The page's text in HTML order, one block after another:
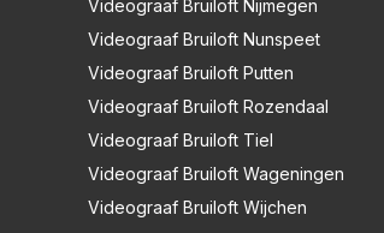
Videograaf Bruiloft Nijmegen
Videograaf Bruiloft Nunspeet
Videograaf Bruiloft Putten
Videograaf Bruiloft Rozendaal
Videograaf Bruiloft Tiel
Videograaf Bruiloft Wageningen
Videograaf Bruiloft Wijchen